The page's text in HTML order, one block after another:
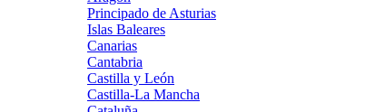
Principado de Asturias
Islas Baleares
Canarias
Cantabria
Castilla y León
Castilla-La Mancha